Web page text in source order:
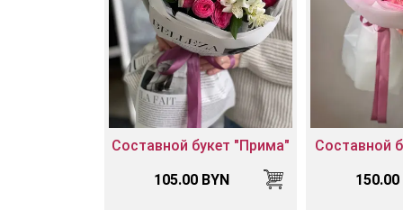
Составной букет "Прима"
105.00 BYN
Составной
150.00